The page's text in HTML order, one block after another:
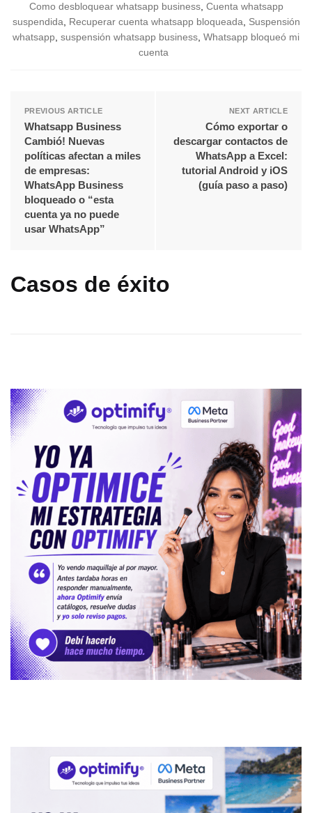
Como desbloquear whatsapp business, Cuenta whatsapp
suspendida, Recuperar cuenta whatsapp bloqueada, Suspensión
whatsapp, suspensión whatsapp business, Whatsapp bloqueó mi
cuenta
PREVIOUS ARTICLE
Whatsapp Business
Cambió! Nuevas
políticas afectan a miles
de empresas:
WhatsApp Business
bloqueado o “esta
cuenta ya no puede
usar WhatsApp”
NEXT ARTICLE
Cómo exportar o
descargar contactos de
WhatsApp a Excel:
tutorial Android y iOS
(guía paso a paso)
Casos de éxito